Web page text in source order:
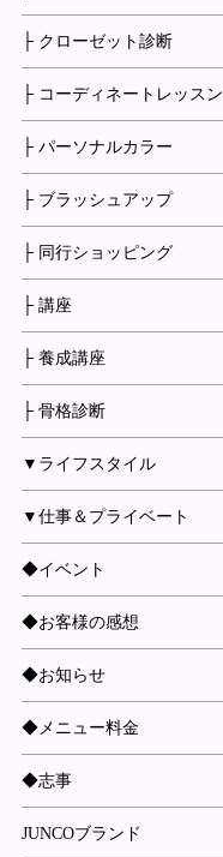
├ クローゼット診断
├ コーディネートレッスン
├ パーソナルカラー
├ ブラッシュアップ
├ 同行ショッピング
├ 講座
├ 養成講座
├ 骨格診断
▼ライフスタイル
▼仕事＆プライベート
◆イベント
◆お客様の感想
◆お知らせ
◆メニュー料金
◆志事
JUNCOブランド